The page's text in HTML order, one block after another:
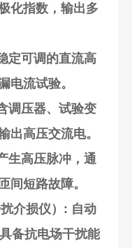
化指数，输出多
定可调的直流高
电流试验。
调压器、试验变
出高压交流电。
生高压脉冲，通
间短路故障。
介损仪） : 自动
备抗电场干扰能